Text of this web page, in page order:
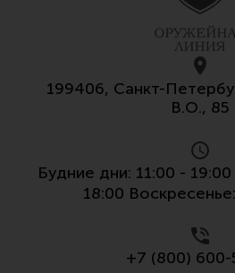
199406, Санкт-
В.О., 85
Будние дни: 11:00 -
18:00
+7 (800) 600-